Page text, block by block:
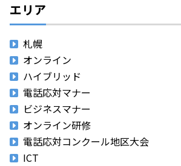
エリア
札幌
オンライン
ハイブリッド
電話応対マナー
ビジネスマナー
オンライン研修
電話応対コンクール地区大会
ICT